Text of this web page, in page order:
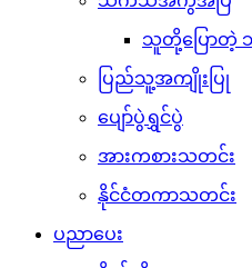
သူတို့ပြောတဲ့
ပြည်သူ့အကျိုးပြု
ပျော်ပွဲရွှင်ပွဲ
အားကစားသတင်း
နိုင်ငံတကာသတင်း
ပညာပေး